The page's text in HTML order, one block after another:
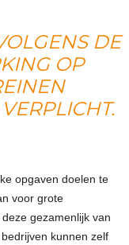
DE
OP
opgaven doelen te
voor grote
gezamenlijk van
kunnen zelf